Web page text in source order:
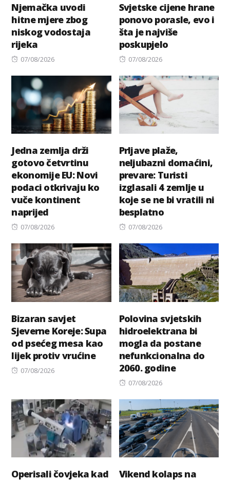
Njemačka uvodi
hitne mjere zbog
niskog vodostaja
rijeka
Posted
07/08/2026
Svjetske cijene hrane
ponovo porasle, evo i
šta je najviše
poskupjelo
Posted
07/08/2026
Jedna zemlja drži
gotovo četvrtinu
ekonomije EU: Novi
podaci otkrivaju ko
vuče kontinent
naprijed
Posted
07/08/2026
Prljave plaže,
neljubazni domaćini,
prevare: Turisti
izglasali 4 zemlje u
koje se ne bi vratili ni
besplatno
Posted
07/08/2026
Bizaran savjet
Sjeverne Koreje: Supa
od psećeg mesa kao
lijek protiv vrućine
Posted
07/08/2026
Polovina svjetskih
hidroelektrana bi
mogla da postane
nefunkcionalna do
2060. godine
Posted
07/08/2026
Operisali čovjeka kad Vikend kolaps na